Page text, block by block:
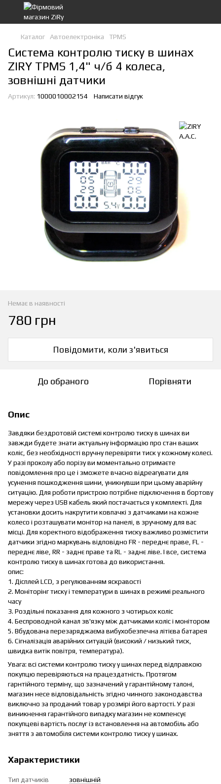
Каталог Автоелектроніка TPMS
Система контролю тиску в шинах
ZIRY TPMS 1,4" ч/б 4 колеса,
зовнішні датчики
Артикул: 1000010002154 Написати відгук
Немає в наявності
780 грн
Повідомити, коли з'явиться
До обраного Порівняти
Опис
Завдяки бездротовій системі контролю тиску в шинах ви
завжди будете знати актуальну інформацію про стан ваших
коліс, без необхідності вручну перевіряти тиск у кожному колесі.
У разі проколу або порізу ви моментально отримаєте
повідомлення про це і зможете вчасно відреагувати для
усунення пошкодження шини, уникнувши при цьому аварійну
ситуацію. Для роботи пристрою потрібне підключення в бортову
мережу через USB кабель який постачається у комплекті. Для
установки досить накрутити ковпачкі з датчиками на кожне
колесо і розташувати монітор на панелі, в зручному для вас
місці. Для коректного відображення тиску важливо розмістити
датчики згідно маркувань відповідно FR - переднє праве, FL -
переднє ліве, RR - заднє праве та RL - заднє ліве. І все, система
контролю тиску в шинах готова до використання.
опис:
1. Дісплей LCD, з регулюванням яскравості
2. Моніторінг тиску і температури в шинах в режимі реального
часу
3. Роздільні показання для кожного з чотирьох коліс
4. Беспроводной канал зв'язку між датчиками коліс і монітором
5. Вбудована перезаряджаєма вибухобезпечна літієва батарея
6. Сігналізація аварійних ситуацій (високий / низький тиск,
швидка витік повітря, температура).
Увага: всі системи контролю тиску у шинах перед відправкою
покупцю перевіряються на працездатність. Протягом
гарнтійного терміну, що зазначений у гарантійному талоні,
магазин несе відповідальність згідно чинного законодавства
виключно за проданий товар у розмірі його вартості. У разі
виникнення гарантійного випадку магазин не компенсує
покупцеві вартість послуг із встановлення на автомобіль або
зняття з автомобіля системи контролю тиску у шинах.
Характеристики
Тип датчиків
зовнішній